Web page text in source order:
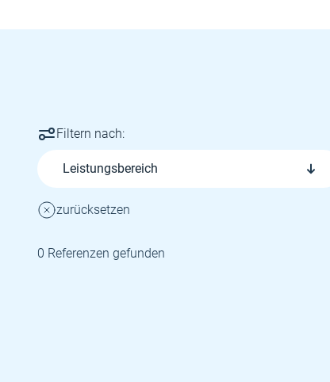
Filtern nach:
Leistungsbereich
zurücksetzen
0 Referenzen gefunden